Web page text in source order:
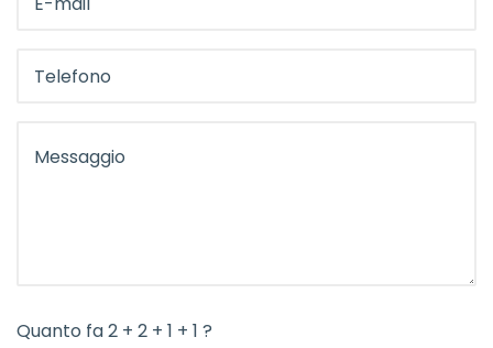
Quanto fa 2 + 2 + 1 + 1 ?